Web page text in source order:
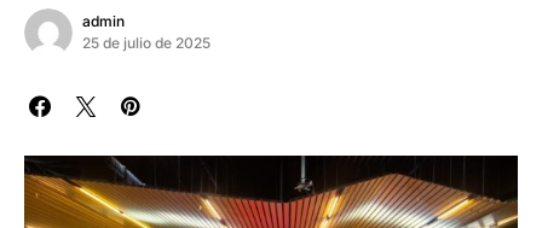
admin
25 de julio de 2025